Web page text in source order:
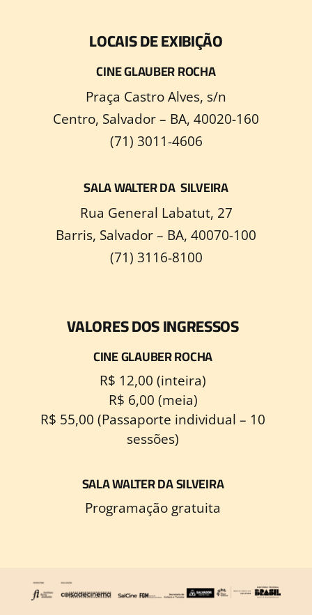
LOCAIS DE EXIBIÇÃO
CINE GLAUBER ROCHA
Praça Castro Alves, s/n
Centro, Salvador – BA, 40020-160
(71) 3011-4606
SALA WALTER DA SILVEIRA
Rua General Labatut, 27
Barris, Salvador – BA, 40070-100
(71) 3116-8100
VALORES DOS INGRESSOS
CINE GLAUBER ROCHA
R$ 12,00 (inteira)
R$ 6,00 (meia)
R$ 55,00 (Passaporte individual – 10
sessões)
SALA WALTER DA SILVEIRA
Programação gratuita